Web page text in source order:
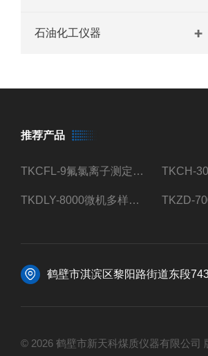
石油化工仪器
推荐产品
TKCFL-9氟氯离子测定仪自动煤质检测
TKDLY-8000微机多样测硫仪自动定硫仪化验室硫含量测定
鹤壁市淇滨区黎阳路街道东段
© 2026 鹤壁市新天科煤质仪器有限公司